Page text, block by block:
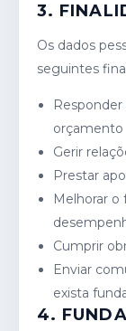
3.
Os dados
seguintes
orçamento
Gerir
Prestar
Melhorar o
Cumprir
Enviar
exista
4.